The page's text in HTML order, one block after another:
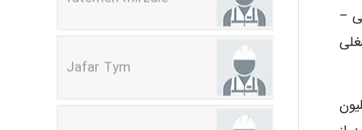
–
شغلی
شغلی٬ ۲۰۰ هزار مرگ ناشی از عوامل شغلی و ۶۸ تا ۱۵۷ میلیون